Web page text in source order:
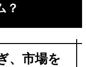
？
、市場を